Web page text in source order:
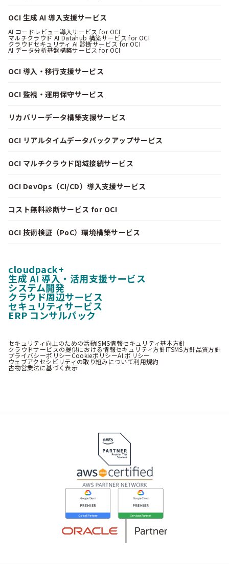
OCI 生成 AI 導入支援サービス
AI コードレビュー導入サービス for OCI
マルチクラウド AI Datahub 構築サービス for OCI
クラウドセキュリティ AI 診断サービス for OCI
AI データ分析基盤構築サービス for OCI
OCI 導入・移行支援サービス
OCI 監視・運用保守サービス
リカバリーデータ構築支援サービス
OCI リアルタイムデータバックアップサービス
OCI マルチクラウド閉域接続サービス
OCI DevOps（CI/CD）導入支援サービス
コスト無料診断サービス for OCI
OCI 技術検証（PoC）環境構築サービス
cloudpack+
生成 AI 導入・活用支援サービス
システム開発
クラウド周辺サービス
セキュリティサービス
ERP コンサルパック
セキュリティ向上のための活動ISMS情報セキュリティ基本方針
クラウドサービスの提供における情報セキュリティ方針ITSMS方針品質方針
プライバシーポリシーCookieポリシーAI ポリシー
ウェブアクセシビリティの取り組みについて利用規約
古物営業法に基づく表示